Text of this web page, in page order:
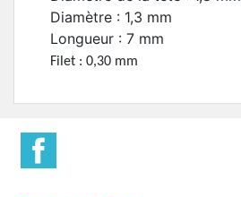
Diamètre : 1,3 mm
Longueur : 7 mm
Filet : 0,30 mm